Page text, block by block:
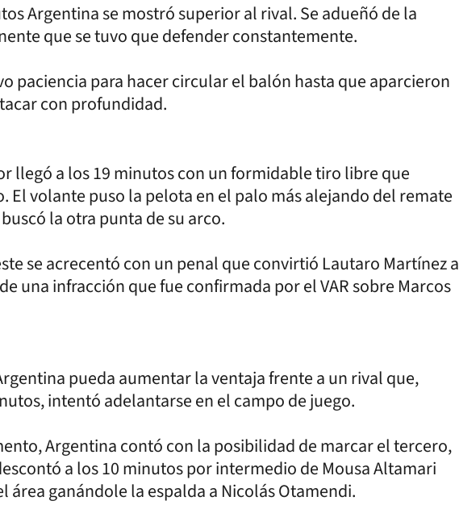
Argentina se mostró superior al rival. Se adueñó de la
que se tuvo que defender constantemente.
paciencia para hacer circular el balón hasta que aparcieron
con profundidad.
llegó a los 19 minutos con un formidable tiro libre que
El volante puso la pelota en el palo más alejando del remate
la otra punta de su arco.
se acrecentó con un penal que convirtió Lautaro Martínez a
una infracción que fue confirmada por el VAR sobre Marcos
pueda aumentar la ventaja frente a un rival que,
intentó adelantarse en el campo de juego.
Argentina contó con la posibilidad de marcar el tercero,
a los 10 minutos por intermedio de Mousa Altamari
área ganándole la espalda a Nicolás Otamendi.